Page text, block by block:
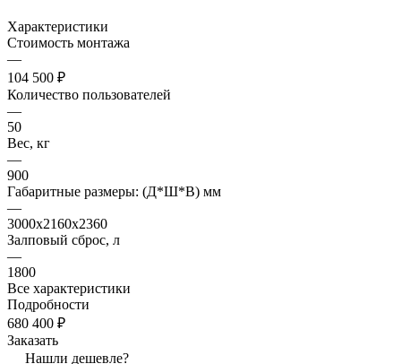
Характеристики
Стоимость монтажа
—
104 500 ₽
Количество пользователей
—
50
Вес, кг
—
900
Габаритные размеры: (Д*Ш*В) мм
—
3000х2160х2360
Залповый сброс, л
—
1800
Все характеристики
Подробности
680 400 ₽
Заказать
Нашли дешевле?